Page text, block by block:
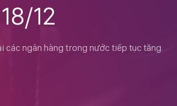
12
các ngân hàng trong nước tiếp tục tăng.